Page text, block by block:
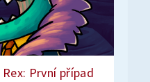
První případ